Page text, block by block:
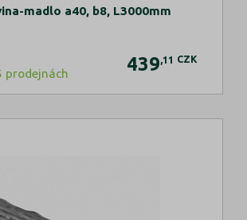
madlo a40, b8, L3000mm
prodejnách 439 ,11 CZK